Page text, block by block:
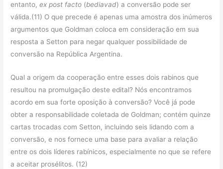
entanto,ex post facto (bediavad) a conversão pode ser
válida.(11) O que precede é apenas uma amostra dos inúmeros
argumentos que Goldman coloca em consideração em sua
resposta a Setton para negar qualquer possibilidade de
conversão na República Argentina.
Qual a origem da cooperação entre esses dois rabinos que
resultou na promulgação deste edital? Nós encontramos
acordo em sua forte oposição à conversão? Você já pode
obter a responsabilidade coletada de Goldman; contém quinze
cartas trocadas com Setton, incluindo seis lidando com a
conversão, e nos fornece uma base para avaliar a relação
entre os dois líderes rabínicos, especialmente no que se refere
a aceitar prosélitos. (12)